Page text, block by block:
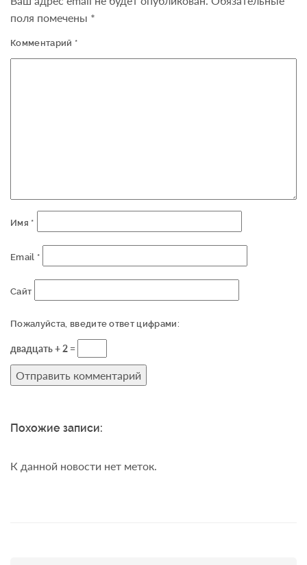
поля помечены *
Комментарий *
Имя *
Email *
Сайт
Пожалуйста, введите ответ цифрами:
двадцать + 2 =
Похожие записи:
К данной новости нет меток.